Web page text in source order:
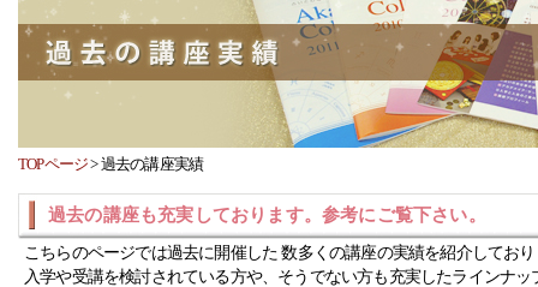
TOPページ>過去の講座実績
過去の講座も充実しております。参考にご覧下さい。
こちらのページでは過去に開催した 数多くの講座の実績を紹介してお
入学や受講を検討されている方や、そうでない方も充実したラインナッ